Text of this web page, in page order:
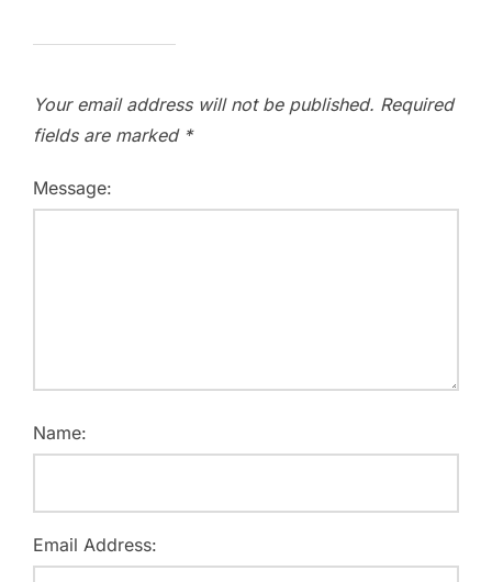
Your email address will not be published. Required
fields are marked *
Message:
Name:
Email Address: